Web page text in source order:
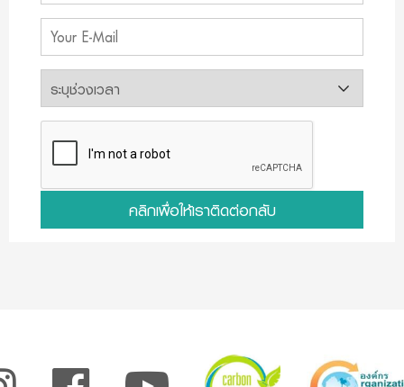
คลิกเพื่อให้เราติดต่อกลับ